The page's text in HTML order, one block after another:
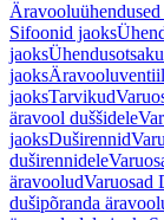
Sifoonid jaoks
jaoks
jaoks
jaoksTarvikud
äravool duššidele
jaoksDuširennid
duširennidele
äravooludVaruosad
dušipõranda